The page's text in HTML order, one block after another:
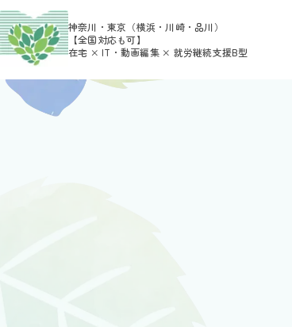
神奈川・東京（横浜・川崎・品川）
【全国対応も可】
在宅 × IT・動画編集 × 就労継続支援B型
HOME > 利用者さんの日報